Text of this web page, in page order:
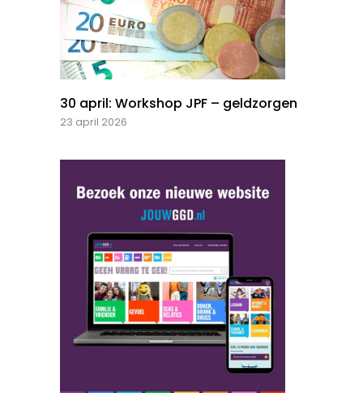
30 april: Workshop JPF – geldzorgen
23 april 2026